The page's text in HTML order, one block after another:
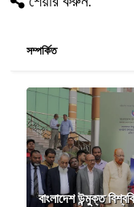
সম্পর্কিত
বাংলাদেশ উন্মুক্ত